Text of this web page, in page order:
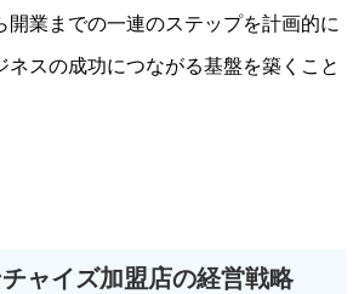
開業までの一連のステップを計画的に
ネスの成功につながる基盤を築くこと
ャイズ加盟店の経営戦略